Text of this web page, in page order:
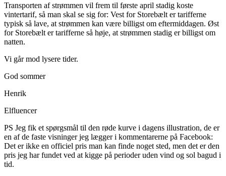
Transporten af strømmen vil frem til første april stadig koste
vintertarif, så man skal se sig for: Vest for Storebælt er tarifferne
typisk så lave, at strømmen kan være billigst om eftermiddagen. Øst
for Storebælt er tarifferne så høje, at strømmen stadig er billigst om
natten.
Vi går mod lysere tider.
God sommer
Henrik
Elfluencer
PS Jeg fik et spørgsmål til den røde kurve i dagens illustration, de er
en af de faste visninger jeg lægger i kommentarerne på Facebook:
Det er ikke en officiel pris man kan finde noget sted, men det er den
pris jeg har fundet ved at kigge på perioder uden vind og sol bagud i
tid.